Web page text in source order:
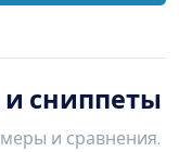
сниппеты
и сравнения.